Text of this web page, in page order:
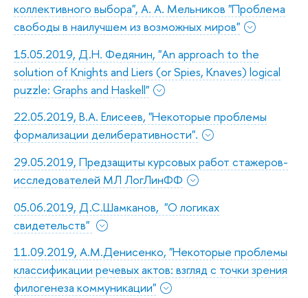
коллективного выбора", А. А. Мельников "Проблема
свободы в наилучшем из возможных миров"
15.05.2019, Д.Н. Федянин, "An approach to the
solution of Knights and Liers (or Spies, Knaves) logical
puzzle: Graphs and Haskell"
22.05.2019, В.А. Елисеев, "Некоторые проблемы
формализации делиберативности".
29.05.2019, Предзащиты курсовых работ стажеров-
исследователей МЛ ЛогЛинФФ
05.06.2019, Д.С.Шамканов, "О логиках
свидетельств"
11.09.2019, А.М.Денисенко, "Некоторые проблемы
классификации речевых актов: взгляд с точки зрения
филогенеза коммуникации"